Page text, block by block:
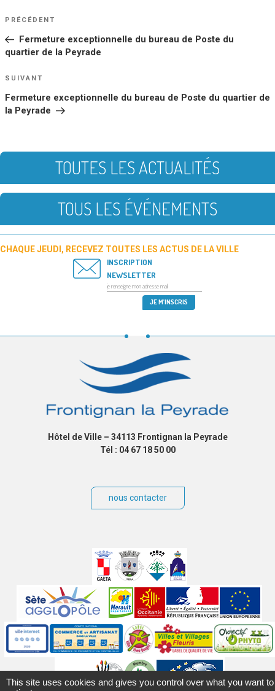
NAVIGATION
DE
L’ARTICLE
Article
PRÉCÉDENT
Fermeture exceptionnelle du bureau de Poste du
quartier de la Peyrade
Article
SUIVANT
Fermeture exceptionnelle du bureau de Poste du quartier de
la Peyrade
TOUTES LES ACTUALITÉS
TOUS LES ÉVÉNEMENTS
CHAQUE JEUDI, RECEVEZ TOUTES LES ACTUS DE LA VILLE
INSCRIPTION
NEWSLETTER
Hôtel de Ville – 34113 Frontignan la Peyrade
Tél : 04 67 18 50 00
nous contacter
partenaires
Labels
This site uses cookies and gives you control over what you want to